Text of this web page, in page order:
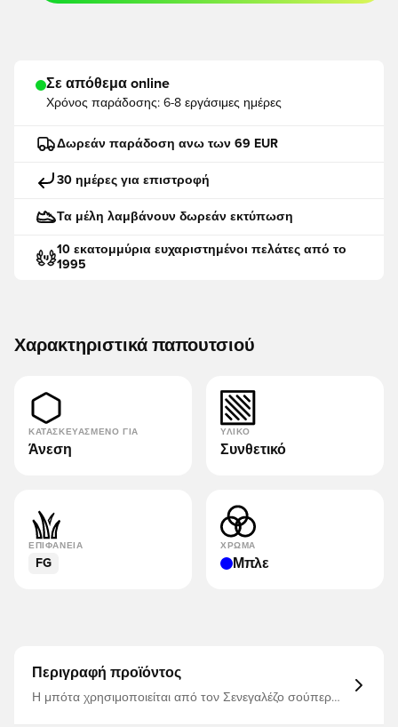
Σε απόθεμα online
Χρόνος παράδοσης: 6-8 εργάσιμες ημέρες
Δωρεάν παράδοση ανω των 69 EUR
30 ημέρες για επιστροφή
Τα μέλη λαμβάνουν δωρεάν εκτύπωση
10 εκατομμύρια ευχαριστημένοι πελάτες από το
1995
Χαρακτηριστικά παπουτσιού
ΚΑΤΑΣΚΕΥΑΣΜΈΝΟ ΓΙΑ
Άνεση
ΥΛΙΚΌ
Συνθετικό
ΕΠΙΦΆΝΕΙΑ
FG
ΧΡΏΜΑ
Μπλε
Περιγραφή προϊόντος
Η μπότα χρησιμοποιείται από τον Σενεγαλέζο σούπερ